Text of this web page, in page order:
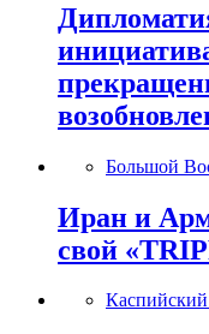
Большой
Иран и
свой
Каспийский